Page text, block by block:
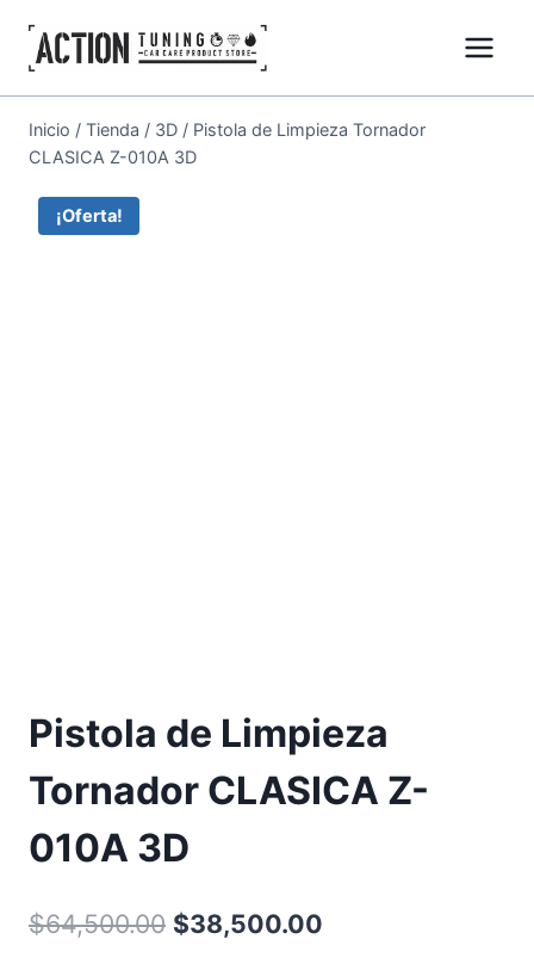
Inicio / Tienda / 3D / Pistola de Limpieza Tornador
CLASICA Z-010A 3D
¡Oferta!
Pistola de Limpieza
Tornador CLASICA Z-
010A 3D
$64,500.00 $38,500.00